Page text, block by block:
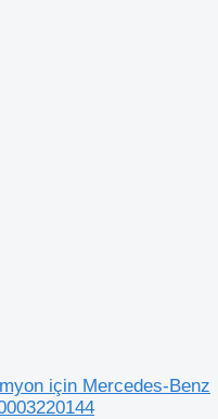
için Mercedes-Benz